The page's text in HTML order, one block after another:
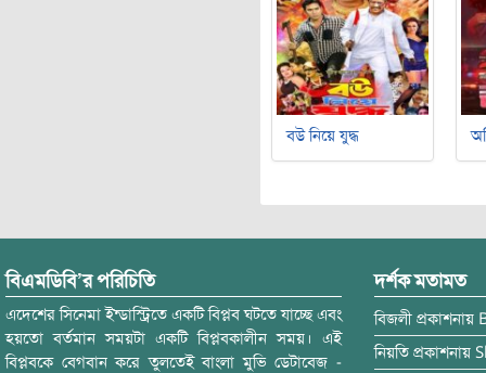
বউ নিয়ে যুদ্ধ
বিএমডিবি’র পরিচিতি
এদেশের সিনেমা ইন্ডাস্ট্রিতে একটি বিপ্লব ঘটতে যাচ্ছে এবং
হয়তো বর্তমান সময়টা একটি বিপ্লবকালীন সময়। এই
বিপ্লবকে বেগবান করে তুলতেই বাংলা মুভি ডেটাবেজ -
দর্শক মতামত
বিজলী প্রকাশনায়
নিয়তি প্রকাশনায়